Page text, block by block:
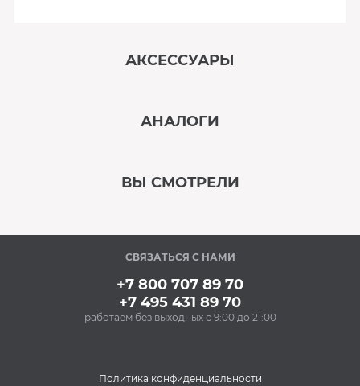
АКСЕССУАРЫ
машин BON BN-165
АНАЛОГИ
ВЫ СМОТРЕЛИ
В наличии
СВЯЗАТЬСЯ С НАМИ
+7 800 707 89 70
+7 495 431 89 70
работаем без выходных с 9:00 до 21:00
Политика конфиденциальности